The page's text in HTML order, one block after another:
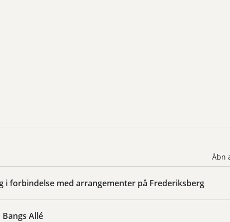
Åbn
i forbindelse med arrangementer på Frederiksberg
Allé